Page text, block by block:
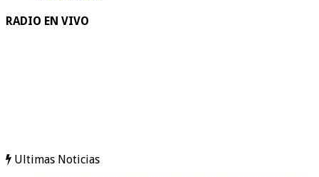
RADIO EN VIVO
Ultimas Noticias